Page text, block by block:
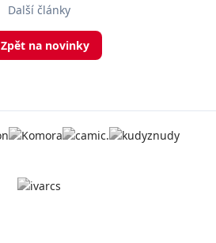
Další články
Zpět na novinky